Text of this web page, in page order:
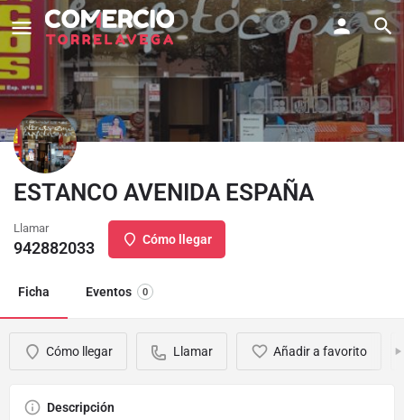
ESTANCO AVENIDA ESPAÑA
Llamar
942882033 Cómo llegar
Ficha Eventos 0
Cómo llegar Llamar Añadir a favorito
Descripción